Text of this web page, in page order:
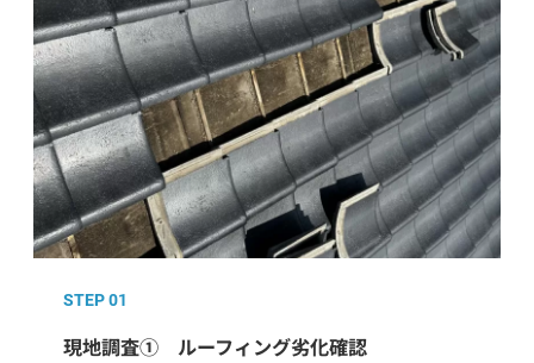
STEP 01
現地調査① ルーフィング劣化確認